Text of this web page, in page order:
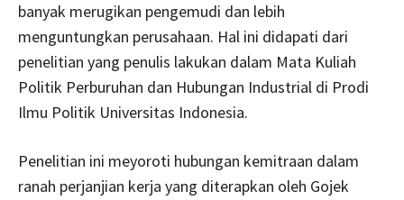
banyak merugikan pengemudi dan lebih
menguntungkan perusahaan. Hal ini didapati dari
penelitian yang penulis lakukan dalam Mata Kuliah
Politik Perburuhan dan Hubungan Industrial di Prodi
Ilmu Politik Universitas Indonesia.
Penelitian ini meyoroti hubungan kemitraan dalam
ranah perjanjian kerja yang diterapkan oleh Gojek